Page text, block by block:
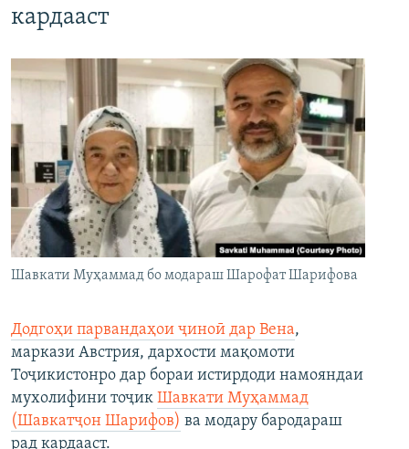
кардааст
Шавкати Муҳаммад бо модараш Шарофат Шарифова
Додгоҳи парвандаҳои ҷиноӣ дар Вена,
маркази Австрия, дархости мақомоти
Тоҷикистонро дар бораи истирдоди намояндаи
мухолифини тоҷик Шавкати Муҳаммад
(Шавкатҷон Шарифов) ва модару бародараш
рад кардааст.